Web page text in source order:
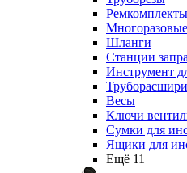
Ремкомплекты
Шланги
Станции
Инструмент
Весы
Ключи
Сумки для
Ящики для
Ещё 11